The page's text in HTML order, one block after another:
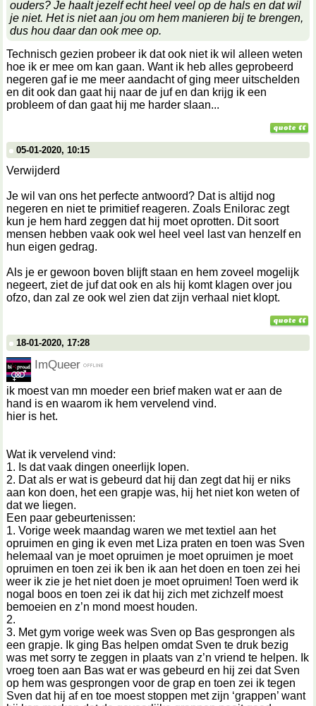
ouders? Je haalt jezelf echt heel veel op de hals en dat wil
je niet. Het is niet aan jou om hem manieren bij te brengen,
dus hou daar dan ook mee op.
Technisch gezien probeer ik dat ook niet ik wil alleen weten
hoe ik er mee om kan gaan. Want ik heb alles geprobeerd
negeren gaf ie me meer aandacht of ging meer uitschelden
en dit ook dan gaat hij naar de juf en dan krijg ik een
probleem of dan gaat hij me harder slaan...
05-01-2020, 10:15
Verwijderd
Je wil van ons het perfecte antwoord? Dat is altijd nog
negeren en niet te primitief reageren. Zoals Enilorac zegt
kun je hem hard zeggen dat hij moet oprotten. Dit soort
mensen hebben vaak ook wel heel veel last van henzelf en
hun eigen gedrag.
Als je er gewoon boven blijft staan en hem zoveel mogelijk
negeert, ziet de juf dat ook en als hij komt klagen over jou
ofzo, dan zal ze ook wel zien dat zijn verhaal niet klopt.
18-01-2020, 17:28
ImQueer
ik moest van mn moeder een brief maken wat er aan de
hand is en waarom ik hem vervelend vind.
hier is het.
Wat ik vervelend vind:
1. Is dat vaak dingen oneerlijk lopen.
2. Dat als er wat is gebeurd dat hij dan zegt dat hij er niks
aan kon doen, het een grapje was, hij het niet kon weten of
dat we liegen.
Een paar gebeurtenissen:
1. Vorige week maandag waren we met textiel aan het
opruimen en ging ik even met Liza praten en toen was Sven
helemaal van je moet opruimen je moet opruimen je moet
opruimen en toen zei ik ben ik aan het doen en toen zei hei
weer ik zie je het niet doen je moet opruimen! Toen werd ik
nogal boos en toen zei ik dat hij zich met zichzelf moest
bemoeien en z’n mond moest houden.
2.
3. Met gym vorige week was Sven op Bas gesprongen als
een grapje. Ik ging Bas helpen omdat Sven te druk bezig
was met sorry te zeggen in plaats van z’n vriend te helpen. Ik
vroeg toen aan Bas wat er was gebeurd en hij zei dat Sven
op hem was gesprongen voor de grap en toen zei ik tegen
Sven dat hij af en toe moest stoppen met zijn ‘grappen’ want